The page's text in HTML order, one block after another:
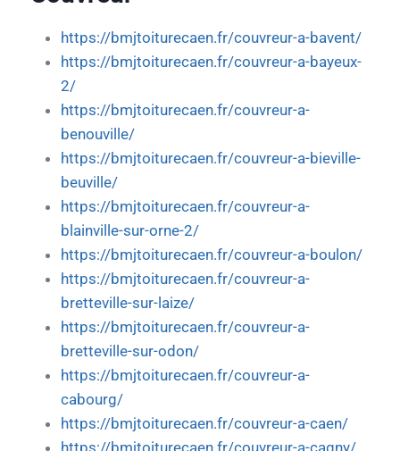
https://bmjtoiturecaen.fr/couvreur-a-bavent/
https://bmjtoiturecaen.fr/couvreur-a-bayeux-
2/
https://bmjtoiturecaen.fr/couvreur-a-
benouville/
https://bmjtoiturecaen.fr/couvreur-a-bieville-
beuville/
https://bmjtoiturecaen.fr/couvreur-a-
blainville-sur-orne-2/
https://bmjtoiturecaen.fr/couvreur-a-boulon/
https://bmjtoiturecaen.fr/couvreur-a-
bretteville-sur-laize/
https://bmjtoiturecaen.fr/couvreur-a-
bretteville-sur-odon/
https://bmjtoiturecaen.fr/couvreur-a-
cabourg/
https://bmjtoiturecaen.fr/couvreur-a-caen/
https://bmjtoiturecaen.fr/couvreur-a-cagny/